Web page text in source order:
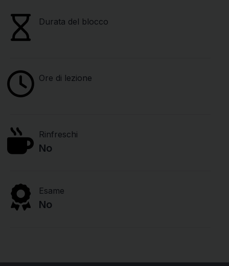
Durata del blocco
Ore di lezione
Rinfreschi
No
Esame
No